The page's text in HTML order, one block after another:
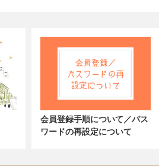
会員登録手順について／パス
ワードの再設定について